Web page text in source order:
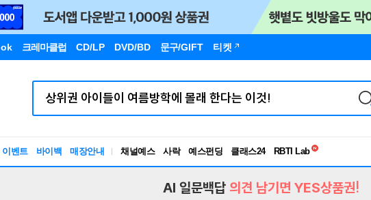
크레마클럽 CD/LP DVD/BD 문구/GIFT 티켓
이벤트 바이백 매장안내 채널예스 사락 예스펀딩 클래스24
RBTI Lab
독서유형검사
AI 일문백답 의견 남기면 YES상품권!